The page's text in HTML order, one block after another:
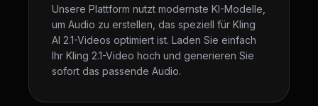
Unsere Plattform nutzt modernste KI-Modelle,
um Audio zu erstellen, das speziell für Kling
AI 2.1-Videos optimiert ist. Laden Sie einfach
Ihr Kling 2.1-Video hoch und generieren Sie
sofort das passende Audio.